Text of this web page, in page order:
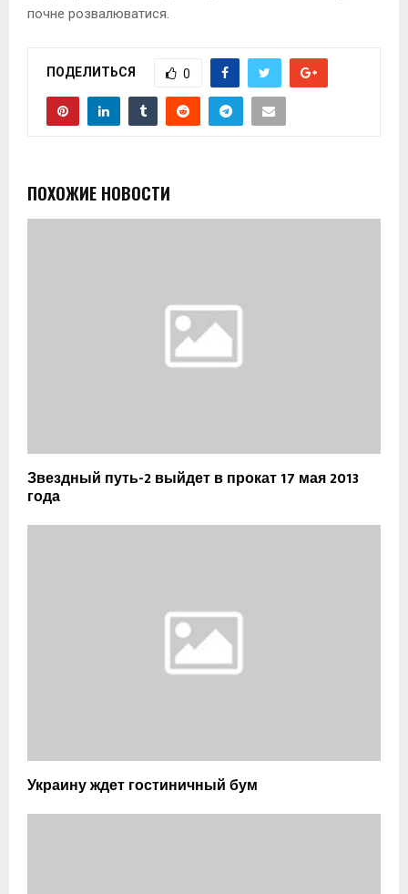
почне розвалюватися.
ПОДЕЛИТЬСЯ 0
ПОХОЖИЕ НОВОСТИ
Звездный путь-2 выйдет в прокат 17 мая 2013
года
Украину ждет гостиничный бум